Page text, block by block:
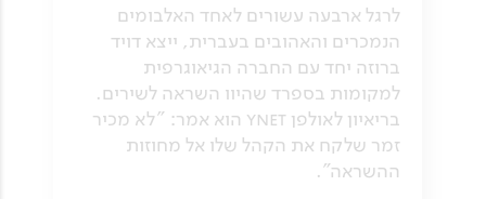
לרגל ארבעה עשורים לאחד האלבומים
הנמכרים והאהובים בעברית, ייצא דויד
ברוזה יחד עם החברה הגיאוגרפית
למקומות בספרד שהיוו השראה לשירים.
בריאיון לאולפן ynet הוא אמר: "לא מכיר
זמר שלקח את הקהל שלו אל מחוזות
ההשראה".